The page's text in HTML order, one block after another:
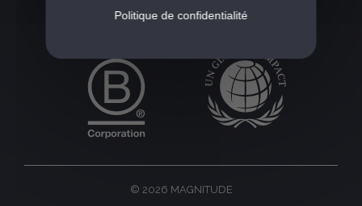
Politique de confidentialité
global Compact
© 2026 MAGNITUDE